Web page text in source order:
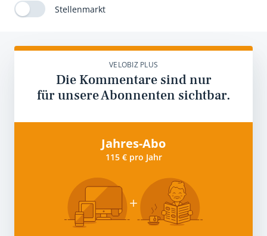
Stellenmarkt
VELOBIZ PLUS
Die Kommentare sind nur
für unsere Abonnenten sichtbar.
Jahres-Abo
115 € pro Jahr